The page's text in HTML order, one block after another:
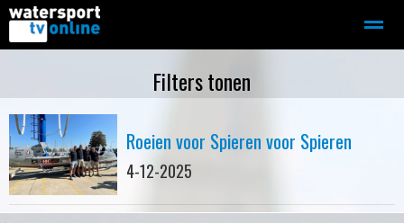
Motorboot-sloep Adverteren
Home Contact Bellen Zoeken
Filters tonen
Roeien voor Spieren voor Spieren
4-12-2025